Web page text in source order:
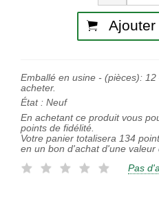
Emballé en usine - (pièces): 12
acheter.
État : Neuf
En achetant ce produit vous
points de fidélité.
Votre panier totalisera 134
en un bon d'achat d'une valeur
Pas